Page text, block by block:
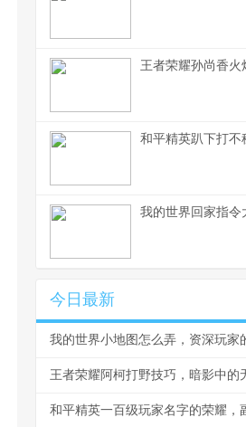
王者荣耀孙尚香
和平精英趴下打不
我的世界回家指令
今日最新
王者荣耀阿柯打野技巧，暗影中的